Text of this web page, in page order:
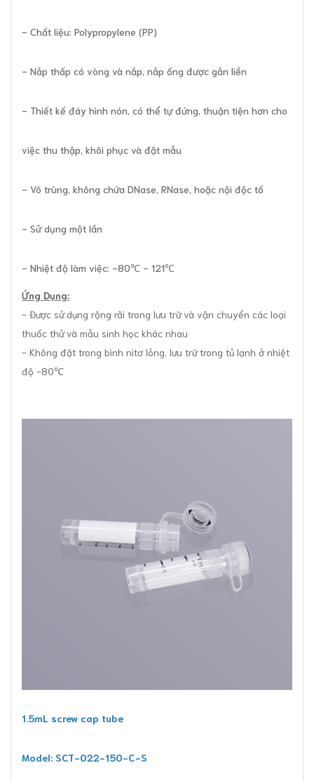
- Chất liệu: Polypropylene (PP)
- Nắp thấp có vòng và nắp, nắp ống được gắn liền
- Thiết kế đáy hình nón, có thể tự đứng, thuận tiện hơn cho
việc thu thập, khôi phục và đặt mẫu
- Vô trùng, không chứa DNase, RNase, hoặc nội độc tố
- Sử dụng một lần
- Nhiệt độ làm việc: -80℃ - 121℃
Ứng Dụng:
- Được sử dụng rộng rãi trong lưu trữ và vận chuyển các loại
thuốc thử và mẫu sinh học khác nhau
- Không đặt trong bình nitơ lỏng, lưu trữ trong tủ lạnh ở nhiệt
độ -80℃
1.5mL screw cap tube
Model: SCT-022-150-C-S